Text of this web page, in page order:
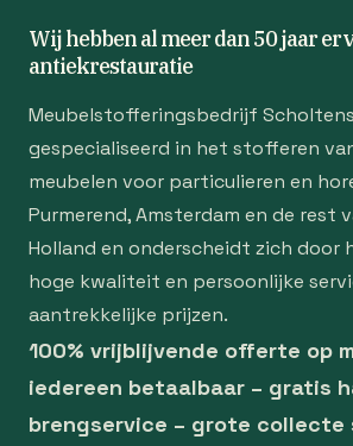
Wij hebben al meer dan 50 jaar
antiekrestauratie
Meubelstofferingsbedrijf
gespecialiseerd in het stofferen
meubelen voor particulieren en
Purmerend, Amsterdam en de rest
Holland en onderscheidt zich door
hoge kwaliteit en persoonlijke
aantrekkelijke prijzen.
100% vrijblijvende offerte op
iedereen betaalbaar – gratis
brengservice – grote